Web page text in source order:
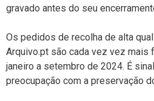
gravado antes do seu
Os pedidos de recolha de alta
Arquivo.pt são cada vez vez mais
janeiro a setembro de 2024. É
preocupação com a preservação